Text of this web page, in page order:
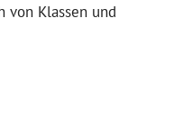
von Klassen und